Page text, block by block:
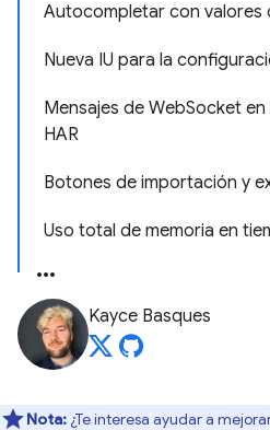
Autocompletar con valores
Nueva IU para la
Mensajes de WebSocket
HAR
Botones de importación y
Uso total de memoria en
Kayce Basques
Nota: ¿Te interesa ayudar a